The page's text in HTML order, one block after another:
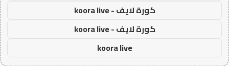
كورة لايف - koora live
كورة لايف - koora live
koora live